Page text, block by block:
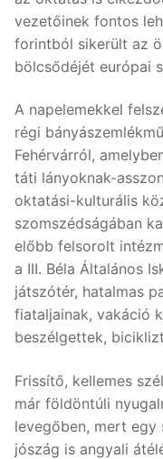
vezetőinek fontos
forintból sikerült az
bölcsődéjét európai
A napelemekkel
régi
Fehérvárról,
táti lányoknak-
oktatási-kulturális
szomszédságában
előbb felsorolt
a III. Béla Általános
játszótér, hatalmas
fiataljainak, vakáció
beszélgettek,
Frissítő, kellemes
már földöntúli
levegőben, mert
jószág is angyali